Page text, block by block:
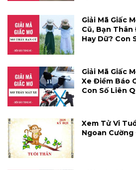
Giải Mã Giấc
Cũ, Bạn Thân
Hay Dữ? Con
Giải Mã Giấc
Xe Điềm Báo
Con Số Liên
Xem Tử Vi
Ngoan Cường